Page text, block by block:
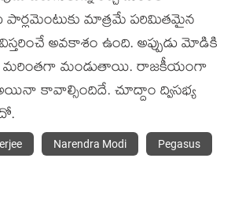
పార్లమెంటుకు మాత్రమే పరిమితమైన
అవకాశం ఉంది. అప్పుడు మోడికి
మరింతగా మండుతాయి. రాజకీయంగా
కావాల్సిందిదే. చూద్దాం ద్విసభ్య
Narendra Modi Pegasus